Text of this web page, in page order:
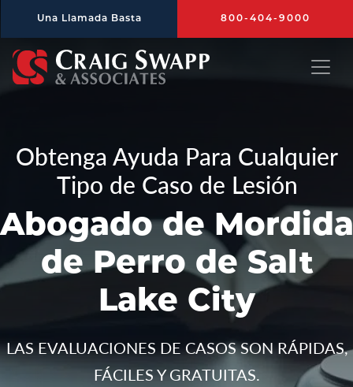
Una Llamada Basta 800-404-9000
Obtenga Ayuda Para Cualquier
Tipo de Caso de Lesión
Abogado de Mordida
de Perro de Salt
Lake City
LAS EVALUACIONES DE CASOS SON RÁPIDAS,
FÁCILES Y GRATUITAS.